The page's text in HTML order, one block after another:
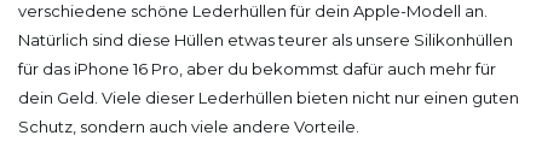
verschiedene schöne Lederhüllen für dein Apple-Modell an.
Natürlich sind diese Hüllen etwas teurer als unsere Silikonhüllen
für das iPhone 16 Pro, aber du bekommst dafür auch mehr für
dein Geld. Viele dieser Lederhüllen bieten nicht nur einen guten
Schutz, sondern auch viele andere Vorteile.